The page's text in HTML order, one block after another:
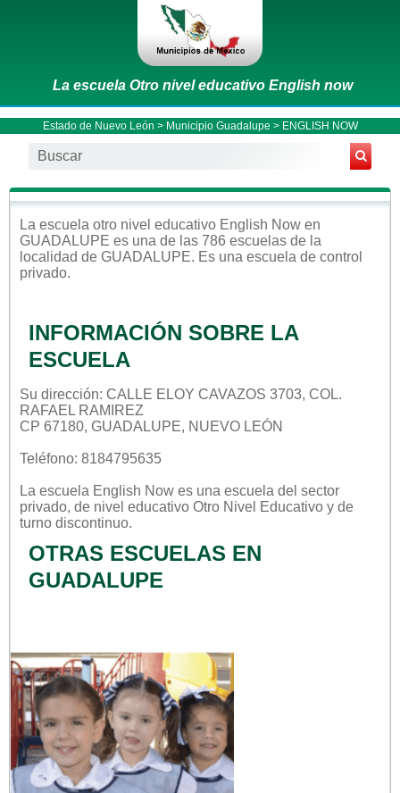
La escuela Otro nivel educativo English now
Estado de Nuevo León > Municipio Guadalupe > ENGLISH NOW
La escuela otro nivel educativo English Now en
GUADALUPE es una de las 786 escuelas de la
localidad de GUADALUPE. Es una escuela de control
privado.
INFORMACIÓN SOBRE LA
ESCUELA
Su dirección: CALLE ELOY CAVAZOS 3703, COL.
RAFAEL RAMIREZ
CP 67180, GUADALUPE, NUEVO LEÓN
Teléfono: 8184795635
La escuela English Now es una escuela del sector
privado, de nivel educativo Otro Nivel Educativo y de
turno discontinuo.
OTRAS ESCUELAS EN
GUADALUPE